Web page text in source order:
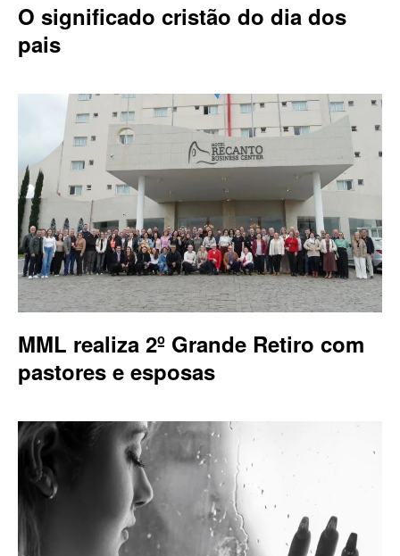
O significado cristão do dia dos
pais
MML realiza 2º Grande Retiro com
pastores e esposas